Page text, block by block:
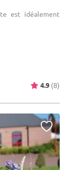
est idéalement
4.9 (8)